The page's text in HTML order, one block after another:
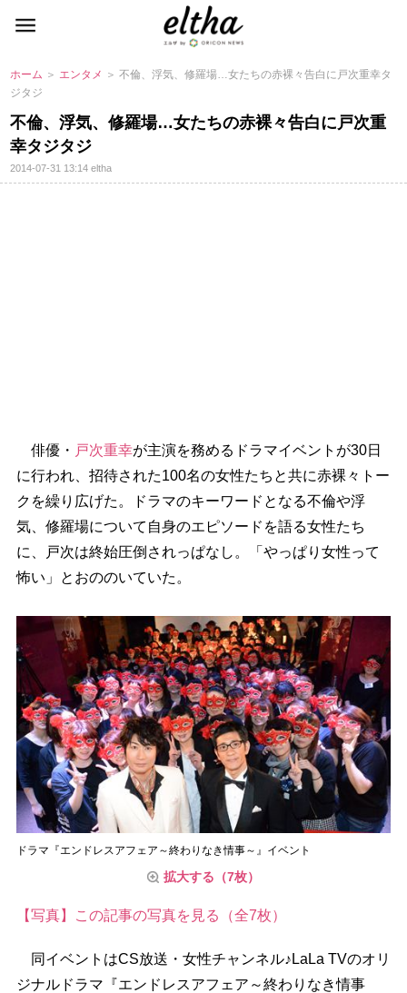
ホーム ＞ エンタメ ＞ 不倫、浮気、修羅場…女たちの赤裸々告白に戸次重幸タ
ジタジ
不倫、浮気、修羅場…女たちの赤裸々告白に戸次重
幸タジタジ
2014-07-31 13:14eltha
俳優・ 戸次重幸が主演を務めるドラマイベントが30日
に行われ、招待された100名の女性たちと共に赤裸々トー
クを繰り広げた。ドラマのキーワードとなる不倫や浮
気、修羅場について自身のエピソードを語る女性たち
に、戸次は終始圧倒されっぱなし。「やっぱり女性って
怖い」とおののいていた。
ドラマ『エンドレスアフェア～終わりなき情事～』イベント
拡大する（7枚）
【写真】この記事の写真を見る（全7枚）
同イベントはCS放送・女性チャンネル♪LaLa TVのオリ
ジナルドラマ『エンドレスアフェア～終わりなき情事